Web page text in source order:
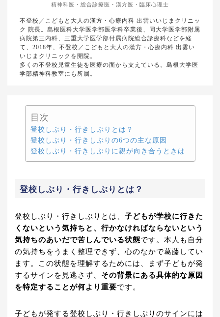
精神科医・総合診療医・漢方医・臨床心理士
不登校／こどもと大人の漢方・心療内科 出雲いいじまクリニッ
ク 院長。島根医科大学医学部医学科卒業後、同大学医学部附属
病院第三内科、三重大学医学部付属病院総合診療科などを経
て、2018年、不登校／こどもと大人の漢方・心療内科 出雲い
いじまクリニックを開院。
多くの不登校児童生徒を医療の面から支えている。島根大学医
学部精神科教室にも所属。
目次
登校しぶり・行きしぶりとは？
登校しぶり・行きしぶりの6つの主な原因
登校しぶり・行きしぶりに親が向き合うときは
登校しぶり・行きしぶりとは？
登校しぶり・行きしぶりとは、 子どもが学校に行きた
くないという気持ちと、行かなければならないという
気持ちのあいだで苦しんでいる状態です。本人も自分
の気持ちをうまく整理できず、心のなかで葛藤してい
ます。この状態を理解するためには、まず子どもが発
するサインを見逃さず、 その背景にある具体的な原因
を特定することが何より重要です。
子どもが発する登校しぶり・行きしぶりのサインには